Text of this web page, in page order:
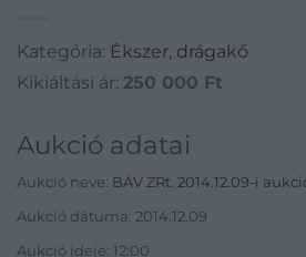
Kategória: Ékszer, drágakő
Kikiáltási ár: 250 000 Ft
Aukció adatai
Aukció neve: BÁV ZRt. 2014.12.09-i
Aukció dátuma: 2014.12.09
Aukció ideje: 12:00